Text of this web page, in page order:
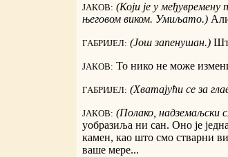
ЈАКОВ: (Који је у међувремену
његовом виком. Умиљато.)
ГАБРИЈЕЛ: (Још запенушан.)
ЈАКОВ: То нико не може
ГАБРИЈЕЛ: (Хватајући се за
ЈАКОВ: (Полако, надземаљски
уобразиља ни сан. Оно је
камен, као што смо стварни
ваше мере...